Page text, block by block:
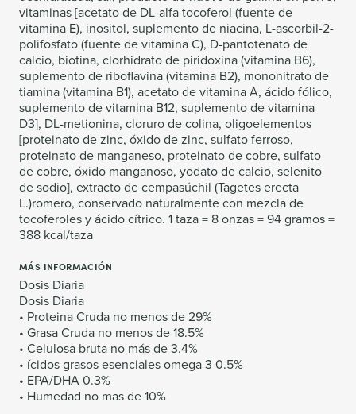
vitaminas [acetato de DL-alfa tocoferol (fuente de
vitamina E), inositol, suplemento de niacina, L-ascorbil-2-
polifosfato (fuente de vitamina C), D-pantotenato de
calcio, biotina, clorhidrato de piridoxina (vitamina B6),
suplemento de riboflavina (vitamina B2), mononitrato de
tiamina (vitamina B1), acetato de vitamina A, ácido fólico,
suplemento de vitamina B12, suplemento de vitamina
D3], DL-metionina, cloruro de colina, oligoelementos
[proteinato de zinc, óxido de zinc, sulfato ferroso,
proteinato de manganeso, proteinato de cobre, sulfato
de cobre, óxido manganoso, yodato de calcio, selenito
de sodio], extracto de cempasúchil (Tagetes erecta
L.)romero, conservado naturalmente con mezcla de
tocoferoles y ácido cítrico. 1 taza = 8 onzas = 94 gramos =
388 kcal/taza
MÁS INFORMACIÓN
Dosis Diaria
Dosis Diaria
• Proteina Cruda no menos de 29%
• Grasa Cruda no menos de 18.5%
• Celulosa bruta no más de 3.4%
• ícidos grasos esenciales omega 3 0.5%
• EPA/DHA 0.3%
• Humedad no mas de 10%